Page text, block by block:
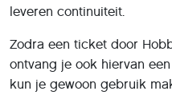
leveren continuiteit.
Zodra een ticket door
ontvang je ook hiervan
kun je gewoon gebruik